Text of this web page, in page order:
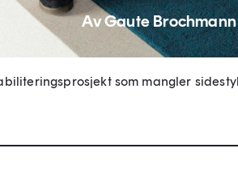
Av Gaute Brochmann
som mangler